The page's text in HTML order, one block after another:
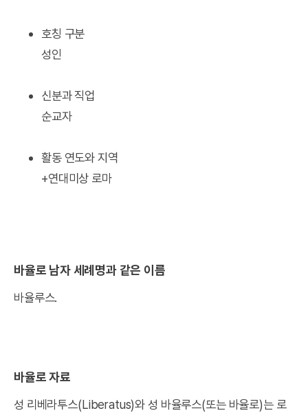
호칭 구분
성인
신분과 직업
순교자
활동 연도와 지역
+연대미상 로마
바율로 남자 세례명과 같은 이름
바율루스.
바율로 자료
성 리베라투스(Liberatus)와 성 바율루스(또는 바율로)는 로